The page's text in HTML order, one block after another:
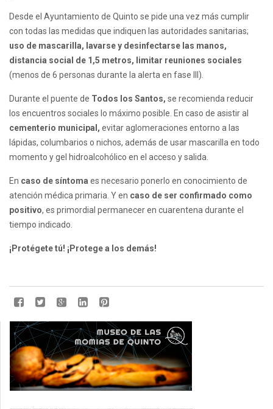
Desde el Ayuntamiento de Quinto se pide una vez más cumplir
con todas las medidas que indiquen las autoridades sanitarias;
uso de mascarilla, lavarse y desinfectarse las manos,
distancia social de 1,5 metros, limitar reuniones sociales
(menos de 6 personas durante la alerta en fase III).
Durante el puente de Todos los Santos, se recomienda reducir
los encuentros sociales lo máximo posible. En caso de asistir al
cementerio municipal, evitar aglomeraciones entorno a las
lápidas, columbarios o nichos, además de usar mascarilla en todo
momento y gel hidroalcohólico en el acceso y salida.
En caso de síntoma es necesario ponerlo en conocimiento de
atención médica primaria. Y en caso de ser confirmado como
positivo, es primordial permanecer en cuarentena durante el
tiempo indicado.
¡Protégete tú! ¡Protege a los demás!